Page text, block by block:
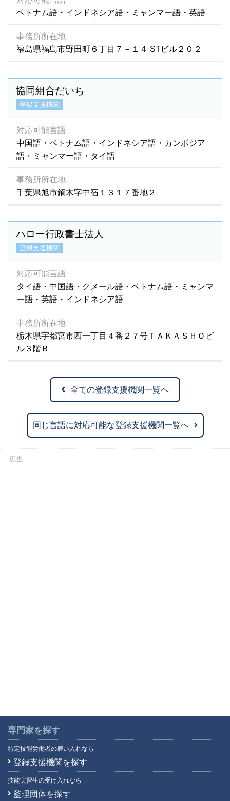
ベトナム語・インドネシア語・ミャンマー語・英語
事務所所在地
福島県福島市野田町６丁目７－１４ STビル２０２
協同組合だいち
登録支援機関
対応可能言語
中国語・ベトナム語・インドネシア語・カンボジア
語・ミャンマー語・タイ語
事務所所在地
千葉県旭市鏑木字中宿１３１７番地２
ハロー行政書士法人
登録支援機関
対応可能言語
タイ語・中国語・クメール語・ベトナム語・ミャンマ
ー語・英語・インドネシア語
事務所所在地
栃木県宇都宮市西一丁目４番２７号ＴＡＫＡＳＨＯビ
ル３階Ｂ
全ての登録支援機関一覧へ
同じ言語に対応可能な登録支援機関一覧へ
広告
専門家を探す
特定技能労働者の雇い入れなら
登録支援機関を探す
技能実習生の受け入れなら
監理団体を探す